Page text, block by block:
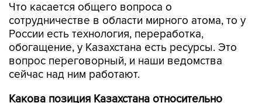
Что касается общего вопроса о
сотрудничестве в области мирного атома, то у
России есть технология, переработка,
обогащение, у Казахстана есть ресурсы. Это
вопрос переговорный, и наши ведомства
сейчас над ним работают.
Какова позиция Казахстана относительно